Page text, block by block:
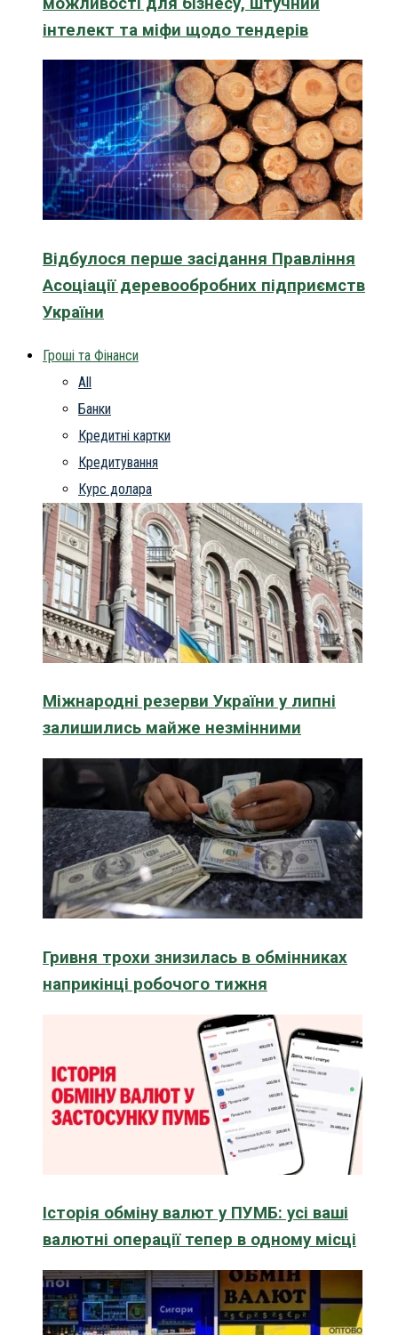
інтелект та міфи щодо тендерів
Відбулося перше засідання Правління
Асоціації деревообробних підприємств
України
Гроші та Фінанси
All
Банки
Кредитні картки
Кредитування
Курс долара
Міжнародні резерви України у липні
залишились майже незмінними
Гривня трохи знизилась в обмінниках
наприкінці робочого тижня
Історія обміну валют у ПУМБ: усі ваші
валютні операції тепер в одному місці